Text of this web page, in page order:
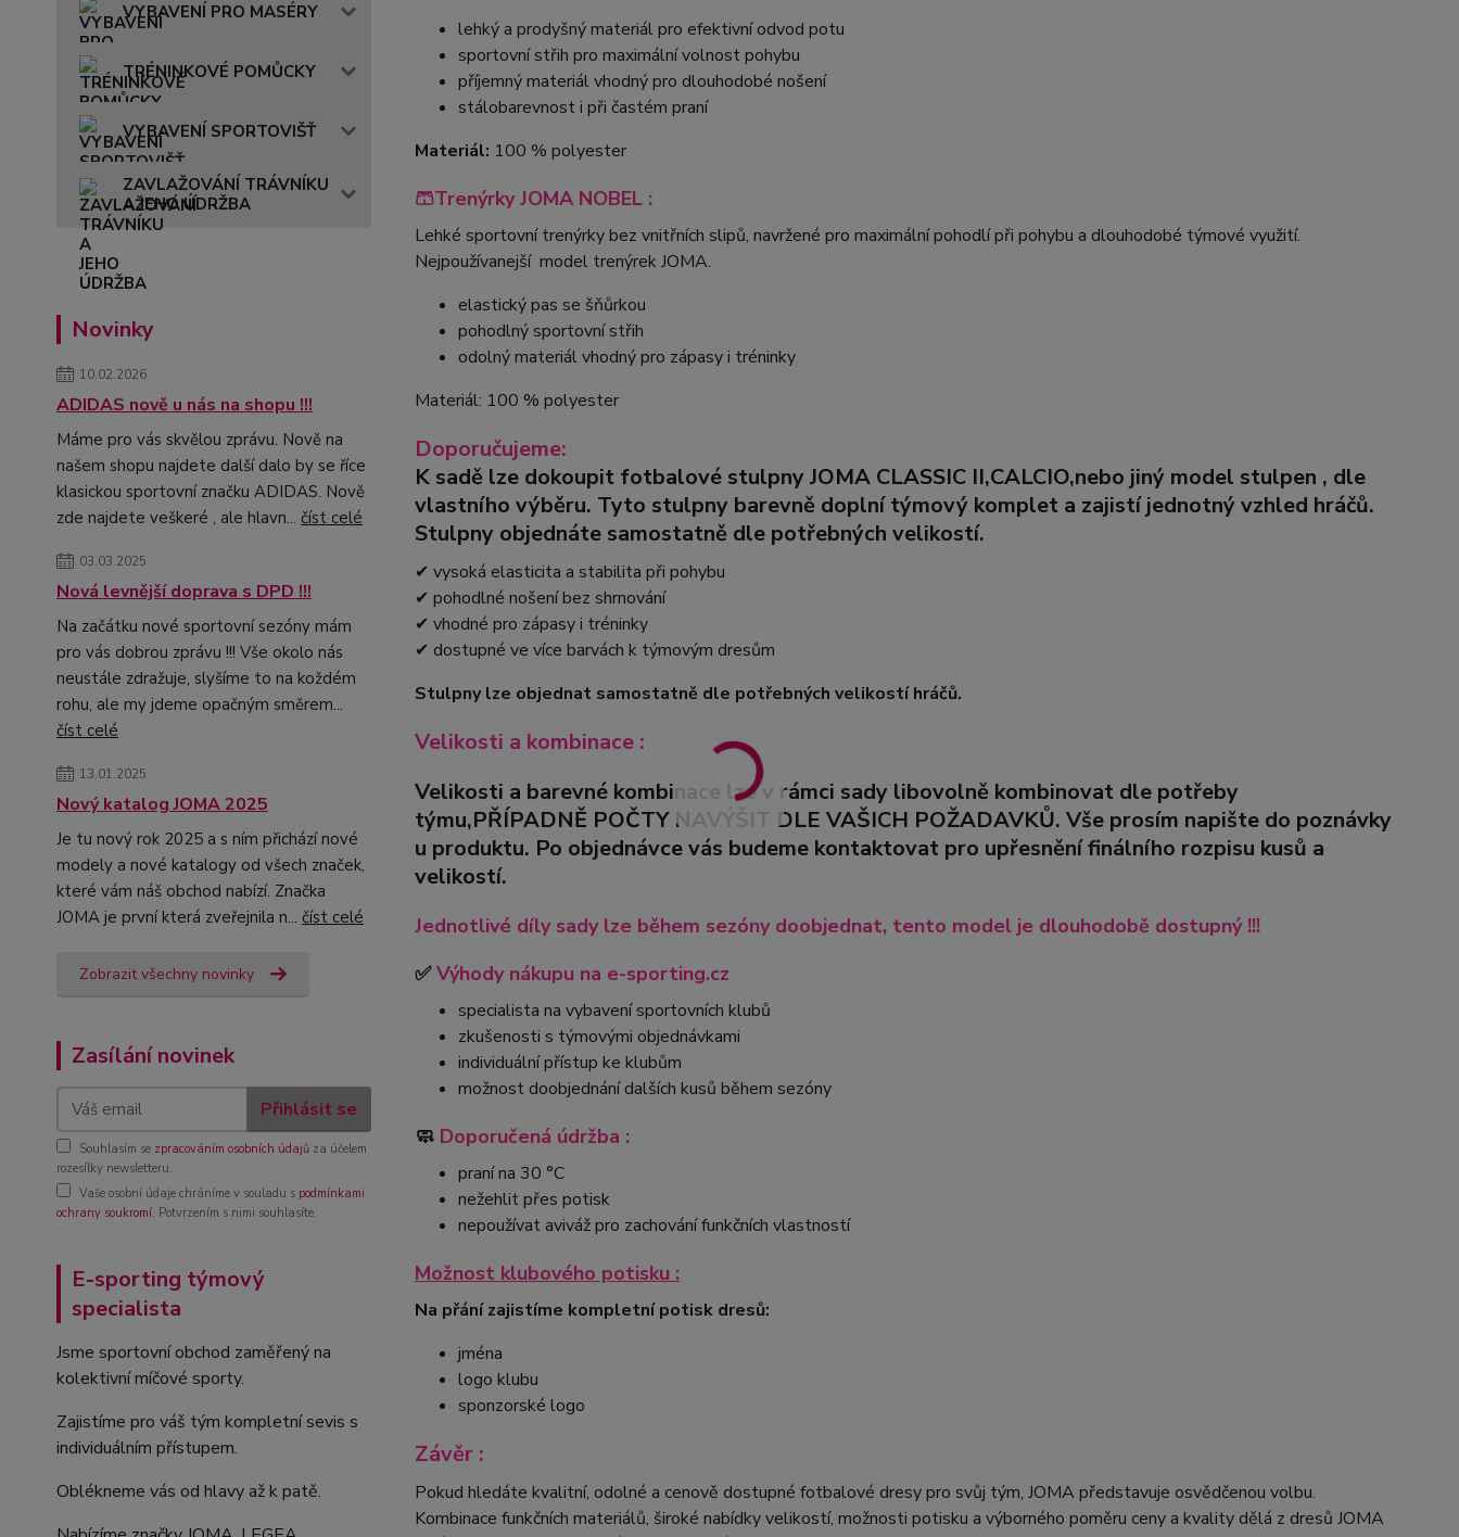
VYBAVENÍ PRO MASÉRY
TRÉNINKOVÉ POMŮCKY
VYBAVENÍ SPORTOVIŠŤ
ZAVLAŽOVÁNÍ TRÁVNÍKU
A JEHO ÚDRŽBA
Novinky
10.02.2026
ADIDAS nově u nás na shopu !!!
Máme pro vás skvělou zprávu. Nově na
našem shopu najdete další dalo by se říce
klasickou sportovní značku ADIDAS. Nově
zde najdete veškeré , ale hlavn... číst celé
03.03.2025
Nová levnější doprava s DPD !!!
Na začátku nové sportovní sezóny mám
pro vás dobrou zprávu !!! Vše okolo nás
neustále zdražuje, slyšíme to na koždém
rohu, ale my jdeme opačným směrem...
číst celé
13.01.2025
Nový katalog JOMA 2025
Je tu nový rok 2025 a s ním přichází nové
modely a nové katalogy od všech značek,
které vám náš obchod nabízí. Značka
JOMA je první která zveřejnila n... číst celé
Zobrazit všechny novinky
Zasílání novinek
Přihlásit se
Souhlasím se zpracováním osobních údajů za účelem
rozesílky newsletteru.
Vaše osobní údaje chráníme v souladu s podmínkami
ochrany soukromí. Potvrzením s nimi souhlasíte.
E-sporting týmový
specialista
Jsme sportovní obchod zaměřený na
kolektivní míčové sporty.
Zajistíme pro váš tým kompletní sevis s
individuálním přístupem.
Oblékneme vás od hlavy až k patě.
lehký a prodyšný materiál pro efektivní odvod potu
sportovní střih pro maximální volnost pohybu
příjemný materiál vhodný pro dlouhodobé nošení
stálobarevnost i při častém praní
Materiál: 100 % polyester
🩳Trenýrky JOMA NOBEL :
Lehké sportovní trenýrky bez vnitřních slipů, navržené pro maximální pohodlí při pohybu a dlouhodobé týmové využití.
Nejpoužívanejší model trenýrek JOMA.
elastický pas se šňůrkou
pohodlný sportovní střih
odolný materiál vhodný pro zápasy i tréninky
Materiál: 100 % polyester
Doporučujeme:
K sadě lze dokoupit fotbalové stulpnyJOMA CLASSIC II,CALCIO,nebo jiný model stulpen , dle
vlastního výběru. Tyto stulpny barevně doplní týmový komplet a zajistí jednotný vzhled hráčů.
Stulpny objednáte samostatně dle potřebných velikostí.
✔ vysoká elasticita a stabilita při pohybu
✔ pohodlné nošení bez shrnování
✔ vhodné pro zápasy i tréninky
✔ dostupné ve více barvách k týmovým dresům
Stulpny lze objednat samostatně dle potřebných velikostí hráčů.
Velikosti a kombinace :
Velikosti a barevné kombinace lze v rámci sady libovolně kombinovat dle potřeby
týmu,PŘÍPADNĚ POČTY NAVÝŠIT DLE VAŠICH POŽADAVKŮ. Vše prosím napište do poznávky
u produktu. Po objednávce vás budeme kontaktovat pro upřesnění finálního rozpisu kusů a
velikostí.
Jednotlivé díly sady lze během sezóny doobjednat, tento model je dlouhodobě dostupný !!!
✅Výhody nákupu na e-sporting.cz
specialista na vybavení sportovních klubů
zkušenosti s týmovými objednávkami
individuální přístup ke klubům
možnost doobjednání dalších kusů během sezóny
🧼 Doporučená údržba :
praní na 30 °C
nežehlit přes potisk
nepoužívat aviváž pro zachování funkčních vlastností
Možnost klubového potisku :
Na přání zajistíme kompletní potisk dresů:
jména
logo klubu
sponzorské logo
Závěr :
Pokud hledáte kvalitní, odolné a cenově dostupné fotbalové dresy pro svůj tým, JOMA představuje osvědčenou volbu.
Kombinace funkčních materiálů, široké nabídky velikostí, možnosti potisku a výborného poměru ceny a kvality dělá z dresů JOMA